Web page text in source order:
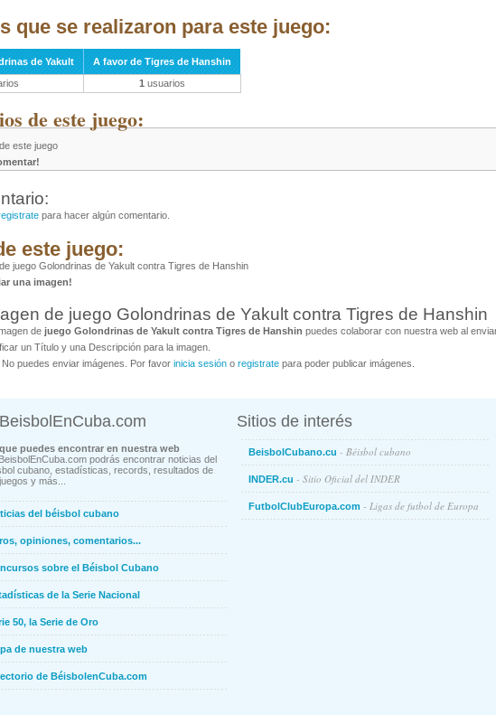
que se realizaron para este juego:
de Yakult
A favor de Tigres de Hanshin
1 usuarios
de este juego:
este juego
para hacer algún comentario.
este juego:
juego Golondrinas de Yakult contra Tigres de Hanshin
una imagen!
de juego Golondrinas de Yakult contra Tigres de Hanshin
de juego Golondrinas de Yakult contra Tigres de Hanshin puedes colaborar con nuestra web al
un Título y una Descripción para la imagen.
puedes enviar imágenes. Por favor inicia sesión o registrate para poder publicar imágenes.
puedes encontrar en nuestra web
podrás encontrar noticias del
cubano, estadísticas, records, resultados de
y más...
del béisbol cubano
opiniones, comentarios...
sobre el Béisbol Cubano
de la Serie Nacional
50, la Serie de Oro
de nuestra web
de BéisbolenCuba.com
Sitios de interés
BeisbolCubano.cu - Béisbol cubano
INDER.cu - Sitio Oficial del INDER
FutbolClubEuropa.com - Ligas de futbol de Europa